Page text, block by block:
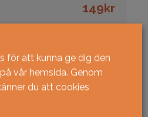
149kr
för att kunna ge dig den
vår hemsida. Genom
du att cookies